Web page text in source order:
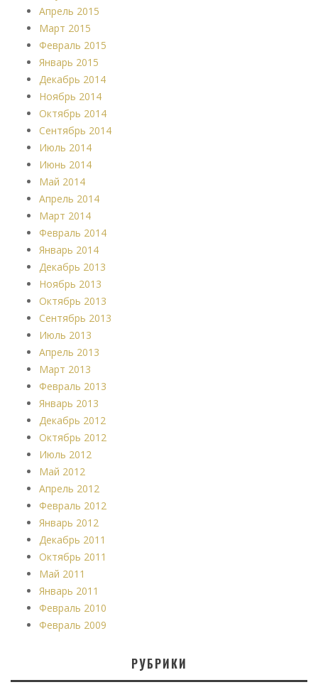
Апрель 2015
Март 2015
Февраль 2015
Январь 2015
Декабрь 2014
Ноябрь 2014
Октябрь 2014
Сентябрь 2014
Июль 2014
Июнь 2014
Май 2014
Апрель 2014
Март 2014
Февраль 2014
Январь 2014
Декабрь 2013
Ноябрь 2013
Октябрь 2013
Сентябрь 2013
Июль 2013
Апрель 2013
Март 2013
Февраль 2013
Январь 2013
Декабрь 2012
Октябрь 2012
Июль 2012
Май 2012
Апрель 2012
Февраль 2012
Январь 2012
Декабрь 2011
Октябрь 2011
Май 2011
Январь 2011
Февраль 2010
Февраль 2009
РУБРИКИ